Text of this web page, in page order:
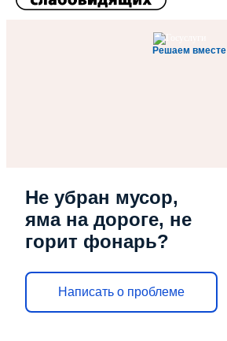
Решаем вместе
Не убран мусор,
яма на дороге, не
горит фонарь?
Написать о проблеме